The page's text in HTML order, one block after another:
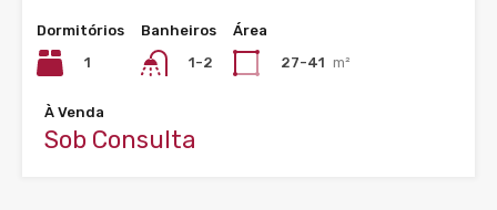
Dormitórios
1
Banheiros
1-2
Área
27-41 m²
À Venda
Sob Consulta